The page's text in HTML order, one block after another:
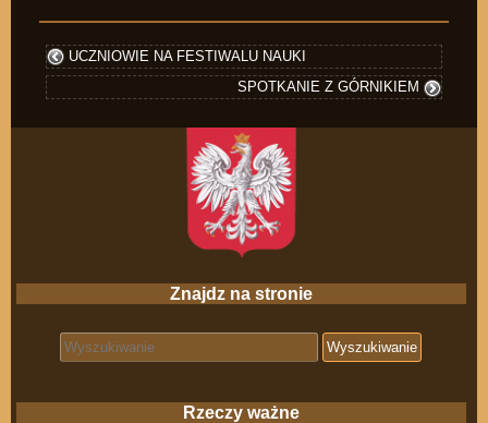
UCZNIOWIE NA FESTIWALU NAUKI
SPOTKANIE Z GÓRNIKIEM
Znajdz na stronie
Search for:
Rzeczy ważne